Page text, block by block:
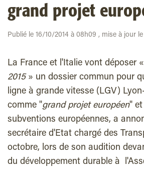
grand projet
Publié le 16/10/2014 à 08h09 , mise à jour
La France et l'Italie vont déposer «
2015 » un dossier commun pour
ligne à grande vitesse (LGV)
comme "grand projet européen" et
subventions européennes, a
secrétaire d'Etat chargé des
octobre, lors de son audition
du développement durable à